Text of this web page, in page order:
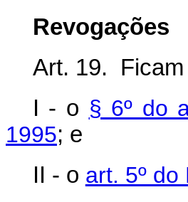
Revogações
Art. 19. Ficam
I - o § 6º do
1995; e
II - o art. 5º